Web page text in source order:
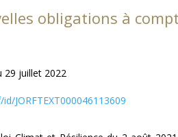
obligations à
29 juillet 2022
JORFTEXT000046113609